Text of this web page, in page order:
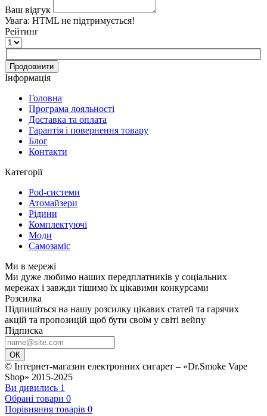
Ваш відгук
Увага: HTML не підтримується!
Рейтинг
Продовжити
Інформація
Головна
Програма лояльності
Доставка та оплата
Гарантія і повернення товару
Блог
Контакти
Категорії
Pod-системи
Атомайзери
Рідини
Комплектуючі
Моди
Самозаміс
Ми в мережі
Ми дуже любимо наших передплатників у соціальних
мережах і завжди тішимо їх цікавими конкурсами
Розсилка
Підпишіться на нашу розсилку цікавих статей та гарячих
акцій та пропозицій щоб бути своїм у світі вейпу
Підписка
ОК
© Інтернет-магазин електронних сигарет – «Dr.Smoke Vape
Shop» 2015-2025
Ви дивились 1
Обрані товари 0
Порівняння товарів 0